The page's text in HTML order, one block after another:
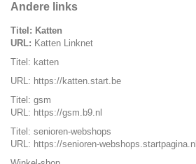
Andere links
Titel: Katten
URL: Katten Linknet
Titel: katten
URL: https://katten.start.be
Titel: gsm
URL: https://gsm.b9.nl
Titel: senioren-webshops
URL: https://senioren-webshops.startpagina.nl